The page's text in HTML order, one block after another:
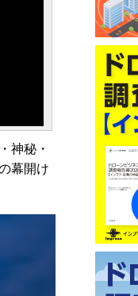
神秘・
幕開け